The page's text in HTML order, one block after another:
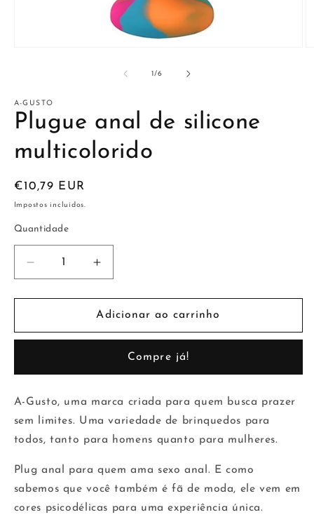
modal
1/de
6
A-GUSTO
Plugue anal de silicone
multicolorido
Preço
normal
€10,79 EUR
Impostos incluídos.
Quantidade
Diminuir
a
quantidade
Plugue
silicone
Aumentar
a
quantidade
de
Plugue
silicone
multicolorido
Adicionar ao carrinho
Compre já!
A-Gusto, uma marca criada para quem busca prazer
sem limites. Uma variedade de brinquedos para
todos, tanto para homens quanto para mulheres.
Plug anal para quem ama sexo anal. E como
sabemos que você também é fã de moda, ele vem em
cores psicodélicas para uma experiência única.